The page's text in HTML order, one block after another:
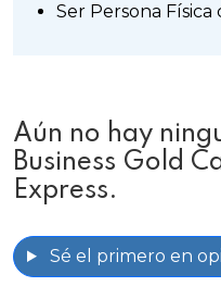
Ser Persona
Aún no hay
Business Gold
Express.
Sé el primero en